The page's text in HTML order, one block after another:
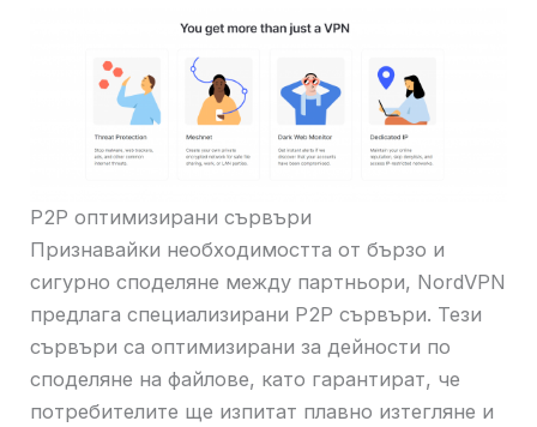
P2P оптимизирани сървъри
Признавайки необходимостта от бързо и
сигурно споделяне между партньори, NordVPN
предлага специализирани P2P сървъри. Тези
сървъри са оптимизирани за дейности по
споделяне на файлове, като гарантират, че
потребителите ще изпитат плавно изтегляне и